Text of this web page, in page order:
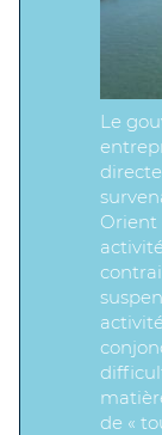
Le
Orient
de «